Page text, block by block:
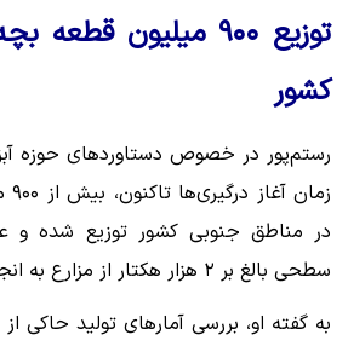
توزیع ۹۰۰ میلیون
کشور
رستم‌پور در خصوص دستاوردهای حوزه
در مناطق جنوبی کشور توزیع شده و
سطحی بالغ بر ۲ هزار هکتار از مزارع به انجام رسیده است.
به گفته او، بررسی آمارهای تولید حاکی